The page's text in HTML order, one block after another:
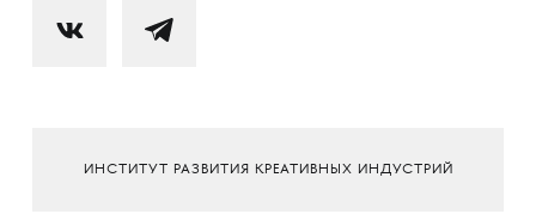
ИНСТИТУТ РАЗВИТИЯ КРЕАТИВНЫХ ИНДУСТРИЙ